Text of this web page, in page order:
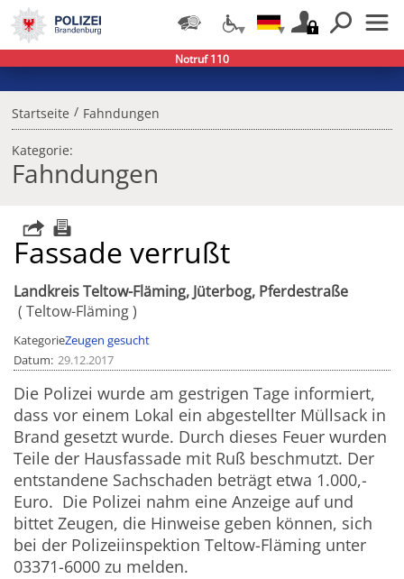
Startseite / Fahndungen
Kategorie:
Fahndungen
Fassade verrußt
Landkreis Teltow-Fläming, Jüterbog, Pferdestraße
Teltow-Fläming
KategorieZeugen gesucht
Datum 29.12.2017
Die Polizei wurde am gestrigen Tage informiert,
dass vor einem Lokal ein abgestellter Müllsack in
Brand gesetzt wurde. Durch dieses Feuer wurden
Teile der Hausfassade mit Ruß beschmutzt. Der
entstandene Sachschaden beträgt etwa 1.000,-
Euro. Die Polizei nahm eine Anzeige auf und
bittet Zeugen, die Hinweise geben können, sich
bei der Polizeiinspektion Teltow-Fläming unter
03371-6000 zu melden.
Notruf 110